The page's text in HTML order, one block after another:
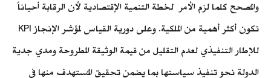
والمُصحح كلما لزم الأمر لخطة التنمية الإقتصادية لأن الرقابة أحياناً
تكون أكثر أهمية من الملكية. وعلى دورية القياس لمؤشر الإنجاز KPI
للإطار التنفيذي لعدم التقليل من قيمة الوثيقة المطروحة ومدي جدية
الدولة نحو تنفيذ سياستها بما يضمن تحقيق المُستهدف منها في